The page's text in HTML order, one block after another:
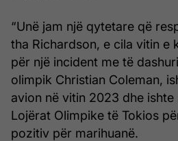
“Unë jam një qytetare që
tha Richardson, e cila vitin e
për një incident me të
olimpik Christian Coleman,
avion në vitin 2023 dhe ishte
Lojërat Olimpike të Tokios
pozitiv për marihuanë.